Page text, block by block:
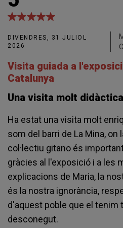
DIVENDRES, 31 JULIOL
2026
Visita guiada a
Catalunya
Una visita molt didàctica
Ha estat una visita molt
som del barri de La Mina, on
col·lectiu gitano és
gràcies al l'exposició i a les
explicacions de Maria, la
és la nostra ignorància,
d'aquest poble que el tenim
desconegut.